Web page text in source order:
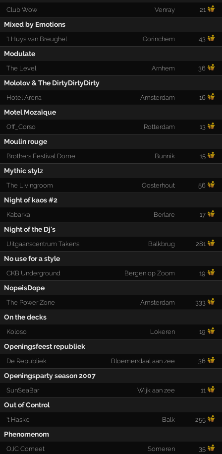
Club Wow Venray 21
Mixed by Emotions
't Huys van Breughel Gorinchem 43
Modulate
The Level Arnhem 36
Molotov & The DirtyDirtyDirty
Hotel Arena Amsterdam 16
Motel Mozaïque
Off_Corso Rotterdam 13
Moulin rouge
Brothers Festival Dome Bunnik 15
Mythic stylz
The Livingroom Oosterhout 56
Night of kaos #2
Kabarka Berlare 17
Night of the Dj's
Uitgaanscentrum Takens Balkbrug 281
No use for a style
CKB Underground Bergen op Zoom 19
NopeisDope
The Power Zone Amsterdam 333
On the decks
Koloso Lokeren 19
Openingsfeest republiek
De Republiek Bloemendaal aan zee 36
Openingsparty season 2007
SunSeaBar Wijk aan zee 11
Out of Control
't Haske Balk 255
Phenomenom
OJC Comeet Someren 35